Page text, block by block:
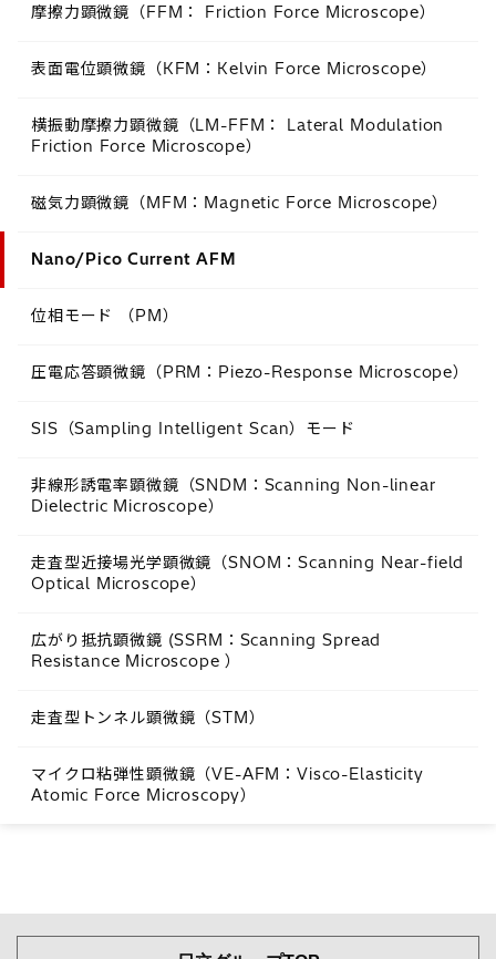
摩擦力顕微鏡（FFM： Friction Force Microscope）
表面電位顕微鏡（KFM：Kelvin Force Microscope）
横振動摩擦力顕微鏡（LM-FFM： Lateral Modulation
Friction Force Microscope）
磁気力顕微鏡（MFM：Magnetic Force Microscope）
Nano/Pico Current AFM
位相モード （PM）
圧電応答顕微鏡（PRM：Piezo-Response Microscope）
SIS（Sampling Intelligent Scan）モード
非線形誘電率顕微鏡（SNDM：Scanning Non-linear
Dielectric Microscope）
走査型近接場光学顕微鏡（SNOM：Scanning Near-field
Optical Microscope）
広がり抵抗顕微鏡 (SSRM：Scanning Spread
Resistance Microscope ）
走査型トンネル顕微鏡（STM）
マイクロ粘弾性顕微鏡（VE-AFM：Visco-Elasticity
Atomic Force Microscopy）